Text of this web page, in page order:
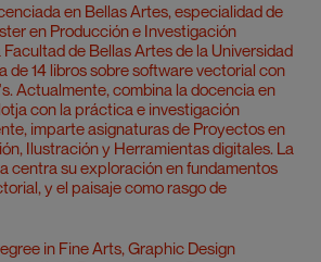
en Bellas Artes, especialidad de
en Producción e Investigación
de Bellas Artes de la Universidad
de 14 libros sobre software vectorial con
Actualmente, combina la docencia en
con la práctica e investigación
imparte asignaturas de Proyectos en
Ilustración y Herramientas digitales. La
centra su exploración en fundamentos
y el paisaje como rasgo de
in Fine Arts, Graphic Design